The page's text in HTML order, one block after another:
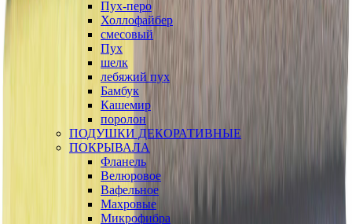
Пух-перо
Холлофайбер
смесовый
Пух
шелк
лебяжий пух
Бамбук
Кашемир
поролон
ПОДУШКИ ДЕКОРАТИВНЫЕ
ПОКРЫВАЛА
Фланель
Велюровое
Вафельное
Махровые
Микрофибра